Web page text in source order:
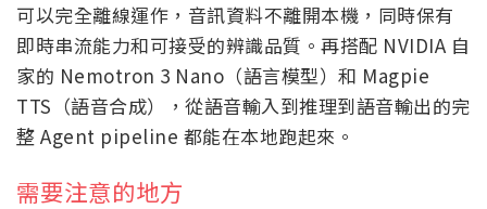
可以完全離線運作，音訊資料不離開本機，同時保有
即時串流能力和可接受的辨識品質。再搭配 NVIDIA 自
家的 Nemotron 3 Nano（語言模型）和 Magpie
TTS（語音合成），從語音輸入到推理到語音輸出的完
整 Agent pipeline 都能在本地跑起來。
需要注意的地方